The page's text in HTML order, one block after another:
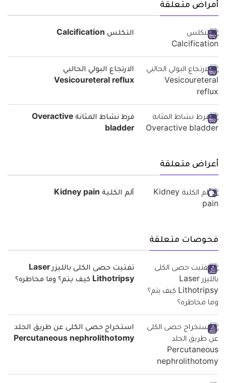
أمراض متعلقة
التكلس Calcification
الارتجاع البولي الحالبي
Vesicoureteral reflux
فرط نشاط المثانة Overactive
bladder
أعراض متعلقة
ألم الكلية Kidney pain
فحوصات متعلقة
تفتيت حصى الكلى بالليزر Laser
Lithotripsy كيف يتم؟ وما مخاطره؟
استخراج حصى الكلى عن طريق الجلد
Percutaneous nephrolithotomy